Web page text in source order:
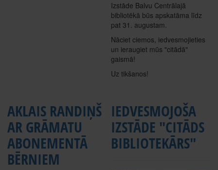
Izstāde Balvu Centrālajā
bibliotēkā būs apskatāma līdz
pat 31. augustam.
Nāciet ciemos, iedvesmojieties
un ieraugiet mūs "citādā"
gaismā!
Uz tikšanos!
AKLAIS RANDIŅŠ
AR GRĀMATU
ABONEMENTĀ
BĒRNIEM
IEDVESMOJOŠA
IZSTĀDE "CITĀDS
BIBLIOTEKĀRS"